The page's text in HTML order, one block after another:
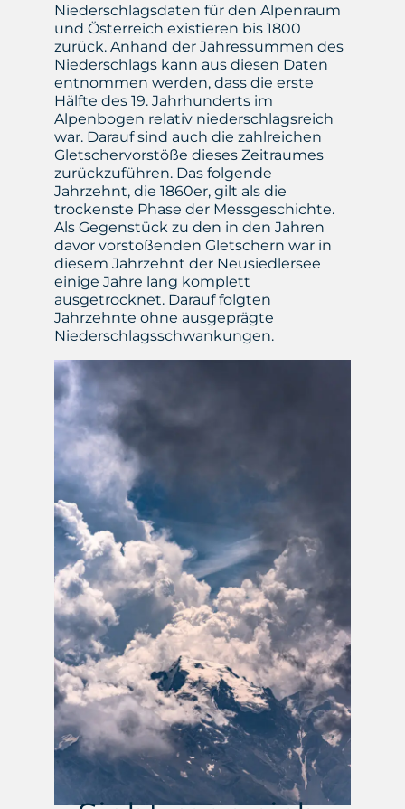
Niederschlagsdaten für den Alpenraum
und Österreich existieren bis 1800
zurück. Anhand der Jahressummen des
Niederschlags kann aus diesen Daten
entnommen werden, dass die erste
Hälfte des 19. Jahrhunderts im
Alpenbogen relativ niederschlagsreich
war. Darauf sind auch die zahlreichen
Gletschervorstöße dieses Zeitraumes
zurückzuführen. Das folgende
Jahrzehnt, die 1860er, gilt als die
trockenste Phase der Messgeschichte.
Als Gegenstück zu den in den Jahren
davor vorstoßenden Gletschern war in
diesem Jahrzehnt der Neusiedlersee
einige Jahre lang komplett
ausgetrocknet. Darauf folgten
Jahrzehnte ohne ausgeprägte
Niederschlagsschwankungen.